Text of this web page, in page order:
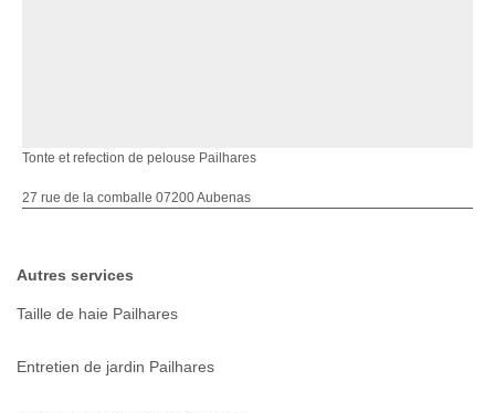
Tonte et refection de pelouse Pailhares
27 rue de la comballe 07200 Aubenas
Autres services
Taille de haie Pailhares
Entretien de jardin Pailhares